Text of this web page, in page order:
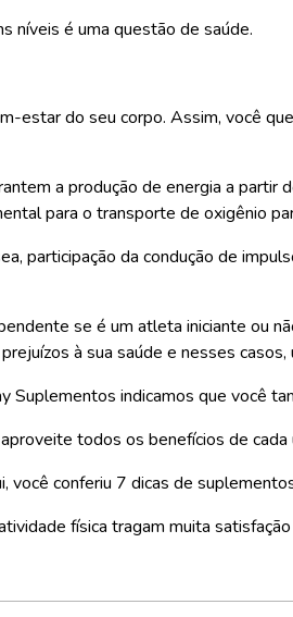
níveis é uma questão de saúde.
estar do seu corpo. Assim, você
a produção de energia a partir
para o transporte de oxigênio
participação da condução de
se é um atleta iniciante ou
à sua saúde e nesses
indicamos que você
todos os benefícios de
conferiu 7 dicas de
física tragam muita